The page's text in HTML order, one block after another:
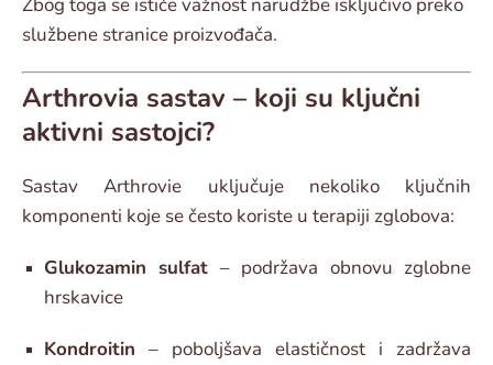
Zbog toga se ističe važnost narudžbe isključivo preko
službene stranice proizvođača.
Arthrovia sastav – koji su ključni
aktivni sastojci?
Sastav Arthrovie uključuje nekoliko ključnih
komponenti koje se često koriste u terapiji zglobova:
Glukozamin sulfat – podržava obnovu zglobne
hrskavice
Kondroitin – poboljšava elastičnost i zadržava